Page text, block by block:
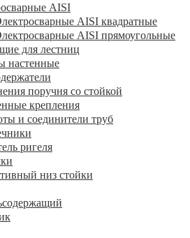
AISI
AISI квадратные
AISI прямоугольные
для лестниц
настенные
поручня со стойкой
крепления
и соединители труб
ригеля
низ стойки